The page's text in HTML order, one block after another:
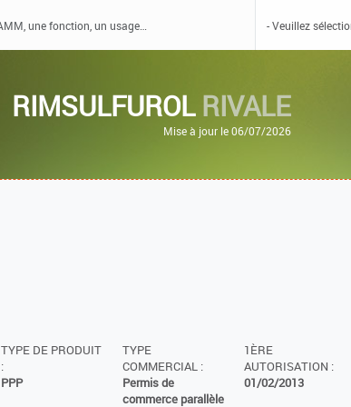
RIMSULFUROLRIVALE
Mise à jour le 06/07/2026
TYPE DE PRODUIT
:
PPP
TYPE
COMMERCIAL :
Permis de
commerce parallèle
1ÈRE
AUTORISATION :
01/02/2013